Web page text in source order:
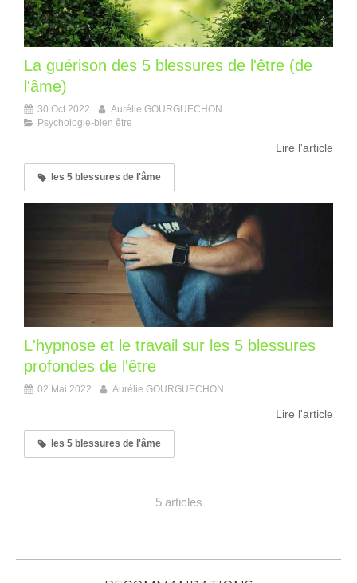
La guérison des 5 blessures de l'être (de
l'âme)
30 Oct 2022
Aurélie GOURGUECHON
Psychologie-bien être
Lire l'article
les 5 blessures de l'âme
L'hypnose et le travail sur les 5 blessures
profondes de l'être
02 Mai 2022 Aurélie GOURGUECHON
Lire l'article
les 5 blessures de l'âme
5 articles